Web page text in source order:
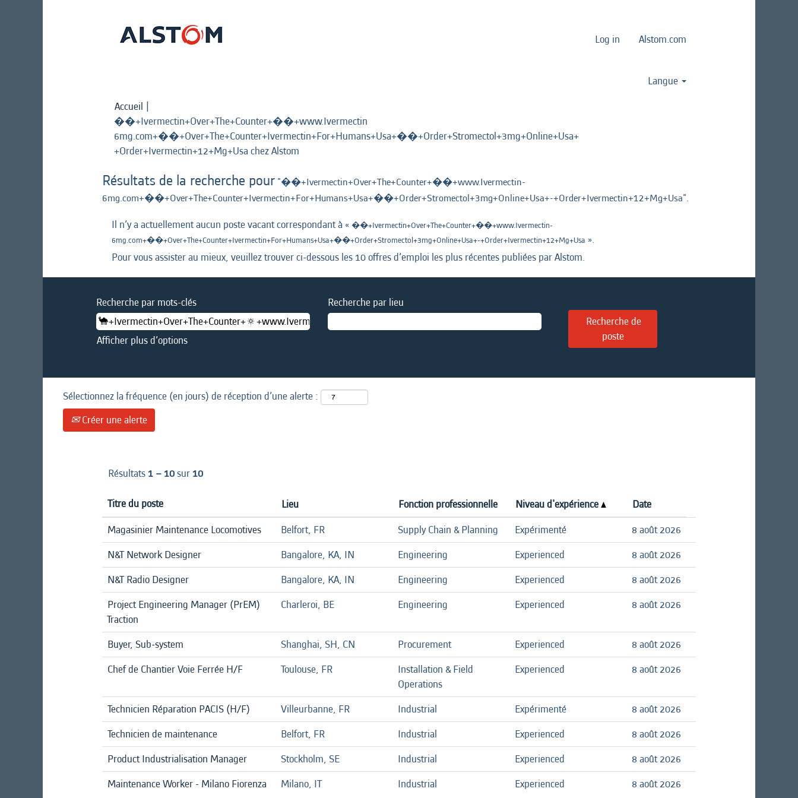
Log in Alstom.com
Langue
Accueil |
��+Ivermectin+Over+The+Counter+��+www.Ivermectin
6mg.com+��+Over+The+Counter+Ivermectin+For+Humans+Usa+��+Order+Stromectol+3mg+Online+Usa+
+Order+Ivermectin+12+Mg+Usa chez Alstom
Résultats de la recherche pour "��+Ivermectin+Over+The+Counter+��+www.Ivermectin-
6mg.com+��+Over+The+Counter+Ivermectin+For+Humans+Usa+��+Order+Stromectol+3mg+Online+Usa+-+Order+Ivermectin+12+Mg+Usa".
Il n’y a actuellement aucun poste vacant correspondant à « ��+Ivermectin+Over+The+Counter+��+www.Ivermectin-
6mg.com+��+Over+The+Counter+Ivermectin+For+Humans+Usa+��+Order+Stromectol+3mg+Online+Usa+-+Order+Ivermectin+12+Mg+Usa ».
Pour vous assister au mieux, veuillez trouver ci-dessous les 10 offres d’emploi les plus récentes publiées par Alstom.
Recherche par mots-clés Recherche par lieu
Afficher plus d’options
Sélectionnez la fréquence (en jours) de réception d’une alerte :
Créer une alerte
Résultats1 – 10sur10
Titre du poste Lieu Fonction professionnelle Niveau d'expérience
Date
Magasinier Maintenance Locomotives
Belfort, FR Supply Chain & Planning Expérimenté
8 août 2026
N&T Network Designer
Bangalore, KA, IN Engineering Experienced
8 août 2026
N&T Radio Designer
Bangalore, KA, IN Engineering Experienced
8 août 2026
Project Engineering Manager (PrEM)
Traction
Charleroi, BE Engineering Experienced 8 août 2026
Buyer, Sub-system Shanghai, SH, CN Procurement Experienced
8 août 2026
Chef de Chantier Voie Ferrée H/F
Toulouse, FR
Installation & Field
Operations
Experienced 8 août 2026
Technicien Réparation PACIS (H/F) Villeurbanne, FR Industrial Expérimenté
8 août 2026
Technicien de maintenance
Belfort, FR Industrial Experienced
8 août 2026
Product Industrialisation Manager
Stockholm, SE Industrial Experienced
8 août 2026
Maintenance Worker - Milano Fiorenza
Milano, IT Industrial Experienced 8 août 2026